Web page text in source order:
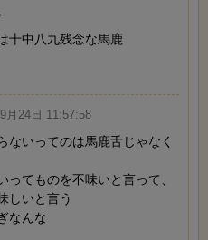
十中八九残念な馬鹿
月24日 11:57:58
ないってのは馬鹿舌じゃなく
てものを不味いと言って、
しいと言う
なんな